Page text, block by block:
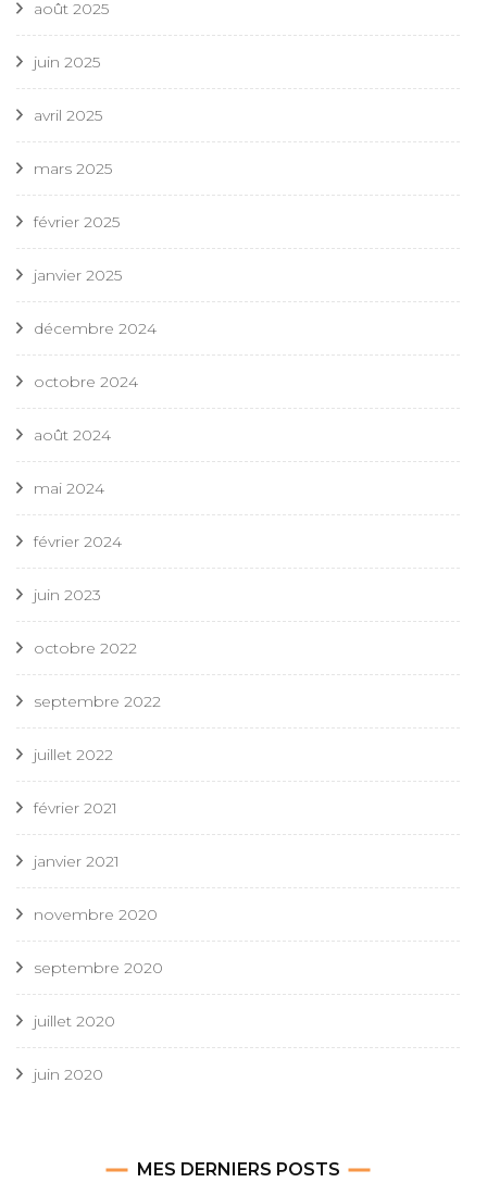
août 2025
juin 2025
avril 2025
mars 2025
février 2025
janvier 2025
décembre 2024
octobre 2024
août 2024
mai 2024
février 2024
juin 2023
octobre 2022
septembre 2022
juillet 2022
février 2021
janvier 2021
novembre 2020
septembre 2020
juillet 2020
juin 2020
MES DERNIERS POSTS